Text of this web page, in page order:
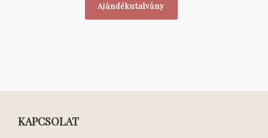
Ajándékutalvány
KAPCSOLAT